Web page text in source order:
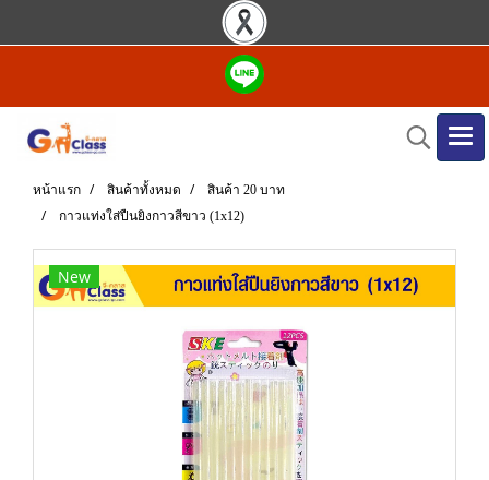
หน้าแรก สินค้าทั้งหมด
สินค้า 20 บาท
กาวแท่งใส่ปืนยิงกาวสีขาว (1x12)
New